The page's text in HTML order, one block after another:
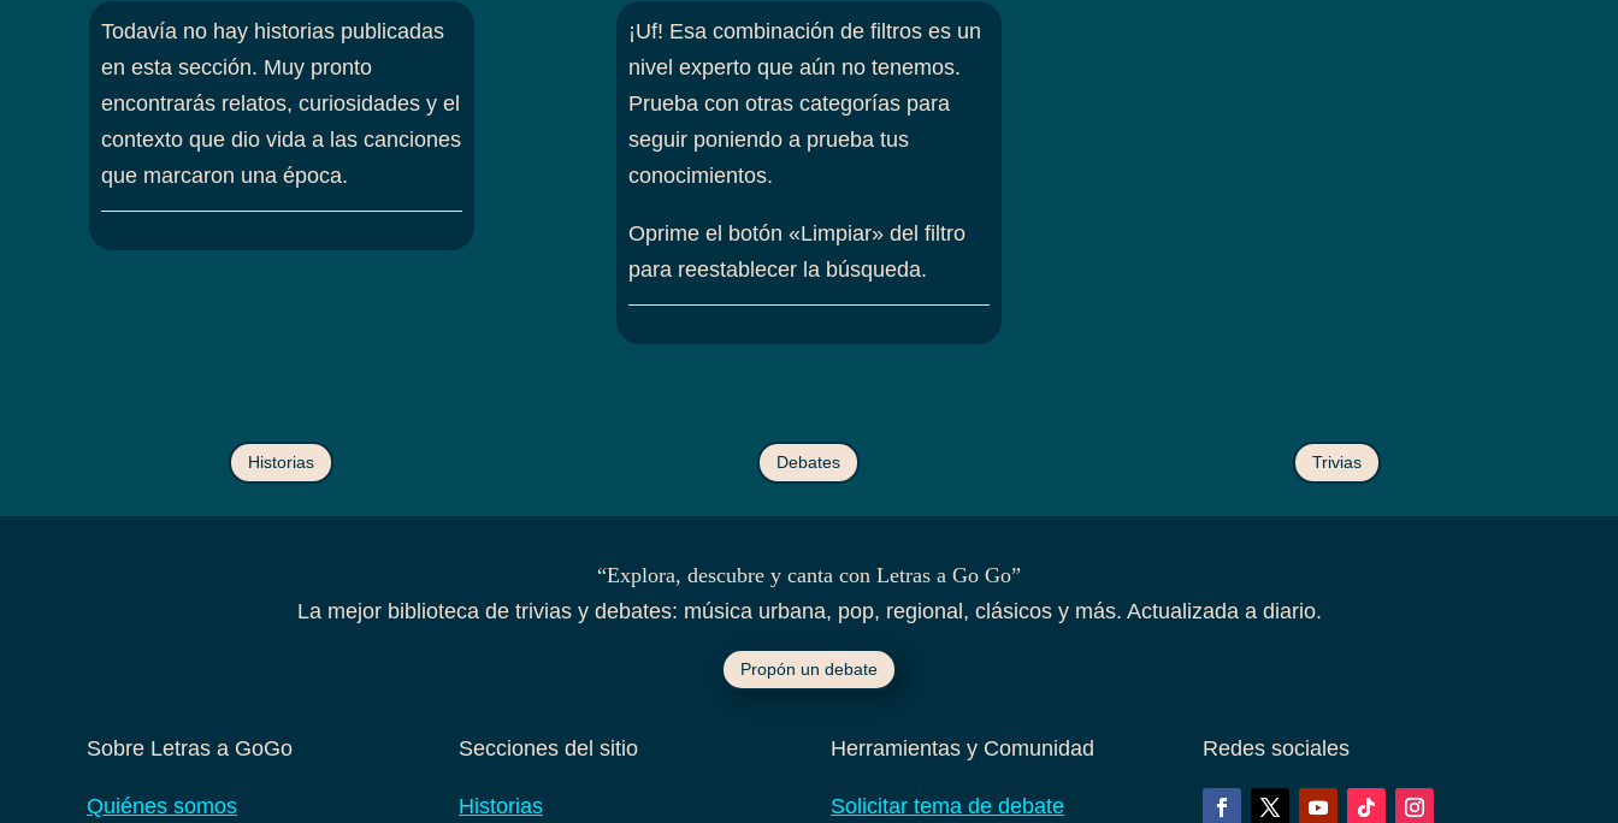
Todavía no hay historias publicadas
en esta sección. Muy pronto
encontrarás relatos, curiosidades y el
contexto que dio vida a las canciones
que marcaron una época.
¡Uf! Esa combinación de filtros es un
nivel experto que aún no tenemos.
Prueba con otras categorías para
seguir poniendo a prueba tus
conocimientos.
Oprime el botón «Limpiar» del filtro
para reestablecer la búsqueda.
Historias Debates Trivias
“Explora, descubre y canta con Letras a Go Go”
La mejor biblioteca de trivias y debates: música urbana, pop, regional, clásicos y más. Actualizada a diario.
Propón un debate
Sobre Letras a GoGo
Quiénes somos
Secciones del sitio
Historias
Herramientas y Comunidad
Solicitar tema de debate
Redes sociales